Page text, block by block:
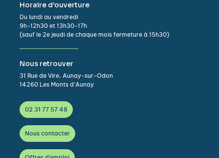
Horaire d’ouverture
Du lundi au vendredi
9h-12h30 et 13h30-17h
(sauf le 2e jeudi de chaque mois fermeture à 15h30)
Nous retrouver
31 Rue de Vire, Aunay-sur-Odon
14260 Les Monts d’Aunay
02 31 77 57 48
Nous contacter